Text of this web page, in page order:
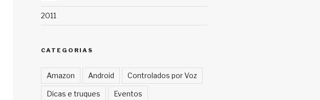
2011
CATEGORIAS
Amazon Android Controlados por Voz
Dicas e truques Eventos